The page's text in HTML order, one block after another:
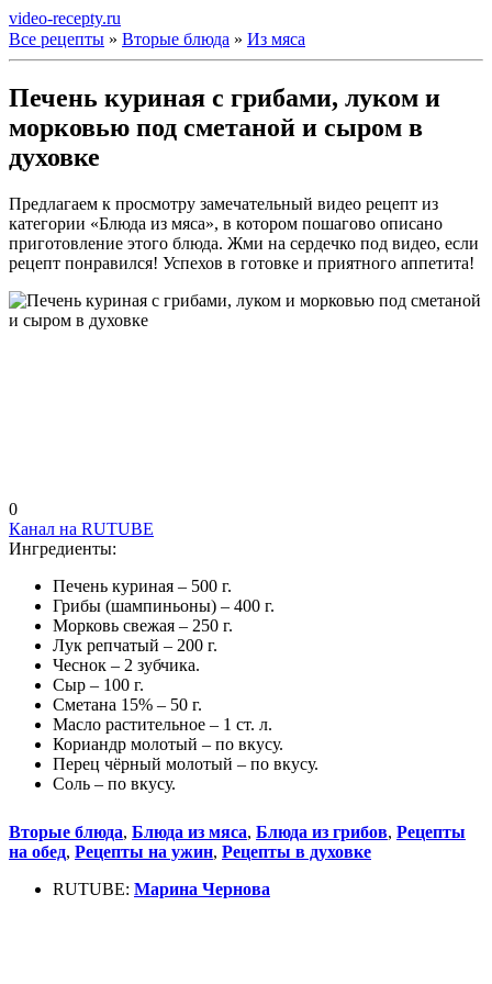
video-recepty.ru
Все рецепты » Вторые блюда » Из мяса
Печень куриная с грибами, луком и
морковью под сметаной и сыром в
духовке
Предлагаем к просмотру замечательный видео рецепт из
категории «Блюда из мяса», в котором пошагово описано
приготовление этого блюда. Жми на сердечко под видео, если
рецепт понравился! Успехов в готовке и приятного аппетита!
0
Канал на RUTUBE
Ингредиенты:
Печень куриная – 500 г.
Грибы (шампиньоны) – 400 г.
Морковь свежая – 250 г.
Лук репчатый – 200 г.
Чеснок – 2 зубчика.
Сыр – 100 г.
Сметана 15% – 50 г.
Масло растительное – 1 ст. л.
Кориандр молотый – по вкусу.
Перец чёрный молотый – по вкусу.
Соль – по вкусу.
Вторые блюда, Блюда из мяса, Блюда из грибов, Рецепты
на обед, Рецепты на ужин, Рецепты в духовке
RUTUBE: Марина Чернова